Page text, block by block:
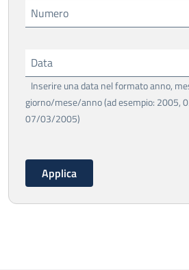
Numero
Data
Inserire una data nel formato anno,
giorno/mese/anno (ad esempio: 2005,
07/03/2005)